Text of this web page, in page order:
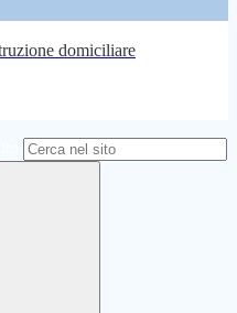
domiciliare